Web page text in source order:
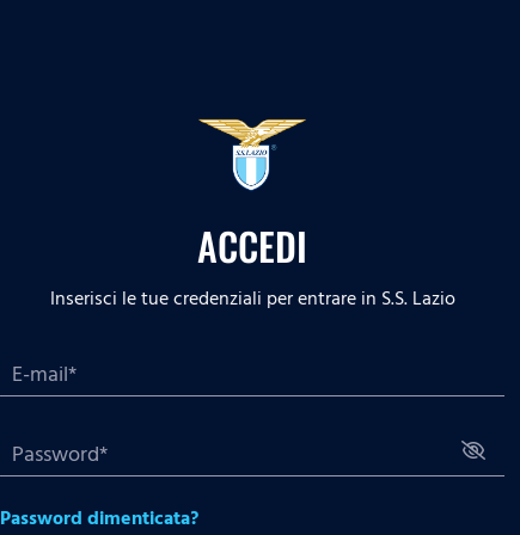
ACCEDI
Inserisci le tue credenziali per entrare in S.S. Lazio
Password dimenticata?